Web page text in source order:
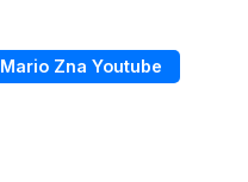
Mario Zna Youtube